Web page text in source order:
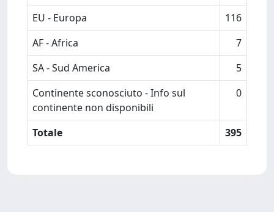
EU - Europa
116
AF - Africa
7
SA - Sud America
5
Continente sconosciuto - Info sul
continente non disponibili
0
Totale 395